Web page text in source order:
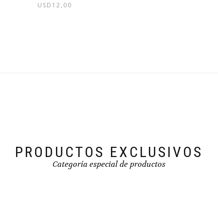
USD 12,00
PRODUCTOS EXCLUSIVOS
Categoría especial de productos